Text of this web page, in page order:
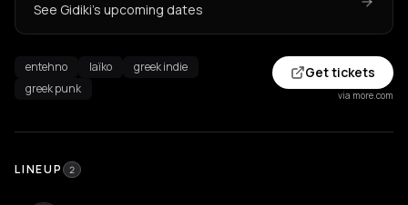
See Gidiki's upcoming dates
entehno laïko
greek indie
greek punk
Get tickets
via more.com
LINEUP 2